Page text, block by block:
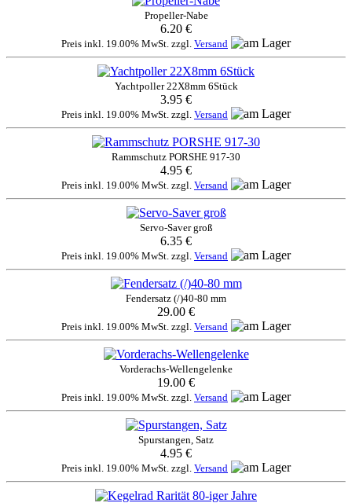
Propeller-Nabe
6.20 €
Preis inkl. 19.00% MwSt. zzgl. Versand
Yachtpoller 22X8mm 6Stück
3.95 €
Preis inkl. 19.00% MwSt. zzgl. Versand
Rammschutz PORSHE 917-30
4.95 €
Preis inkl. 19.00% MwSt. zzgl. Versand
Servo-Saver groß
6.35 €
Preis inkl. 19.00% MwSt. zzgl. Versand
Fendersatz (/)40-80 mm
29.00 €
Preis inkl. 19.00% MwSt. zzgl. Versand
Vorderachs-Wellengelenke
19.00 €
Preis inkl. 19.00% MwSt. zzgl. Versand
Spurstangen, Satz
4.95 €
Preis inkl. 19.00% MwSt. zzgl. Versand